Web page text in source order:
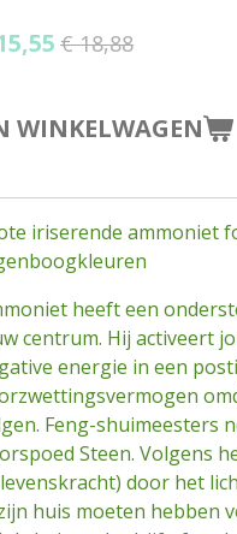
€ 18,88
WINKELWAGEN
iriserende ammoniet
heeft een
centrum. Hij activeert
energie in een
Feng-shuimeesters
Steen. Volgens
door het
huis moeten hebben